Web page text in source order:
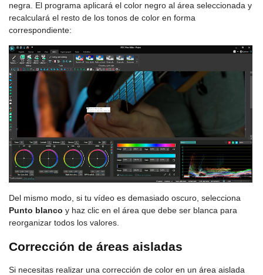
negra. El programa aplicará el color negro al área seleccionada y
recalculará el resto de los tonos de color en forma
correspondiente:
Del mismo modo, si tu vídeo es demasiado oscuro, selecciona
Punto blanco y haz clic en el área que debe ser blanca para
reorganizar todos los valores.
Corrección de áreas aisladas
Si necesitas realizar una corrección de color en un área aislada